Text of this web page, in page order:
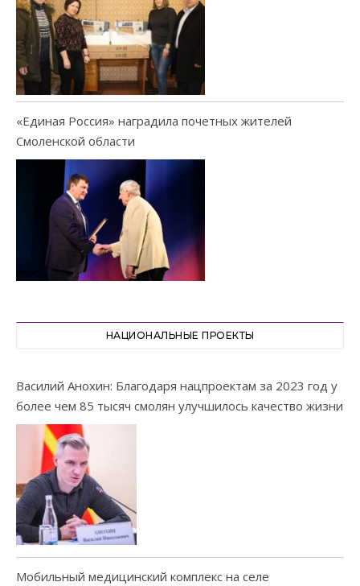
«Единая Россия» наградила почетных жителей
Смоленской области
НАЦИОНАЛЬНЫЕ ПРОЕКТЫ
Василий Анохин: Благодаря нацпроектам за 2023 год у
более чем 85 тысяч смолян улучшилось качество жизни
Мобильный медицинский комплекс на селе